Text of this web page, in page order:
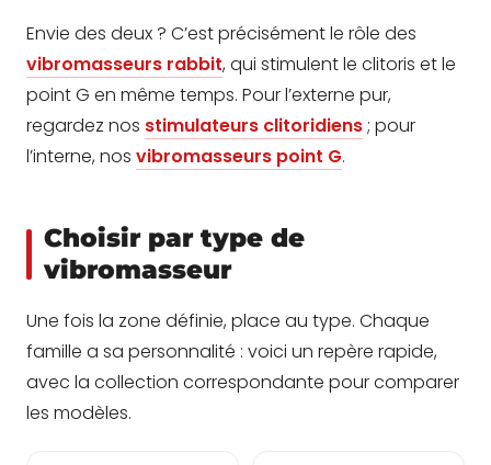
Envie des deux ? C’est précisément le rôle des
vibromasseurs rabbit, qui stimulent le clitoris et le
point G en même temps. Pour l’externe pur,
regardez nos stimulateurs clitoridiens; pour
l’interne, nos vibromasseurs point G.
Choisir par type de
vibromasseur
Une fois la zone définie, place au type. Chaque
famille a sa personnalité : voici un repère rapide,
avec la collection correspondante pour comparer
les modèles.